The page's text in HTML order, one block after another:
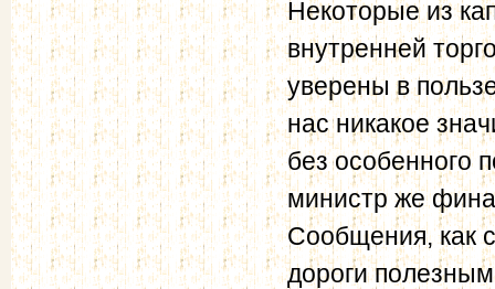
Некоторые из
внутренней
уверены в
нас никакое
без особенного
министр же
Сообщения, как
дороги